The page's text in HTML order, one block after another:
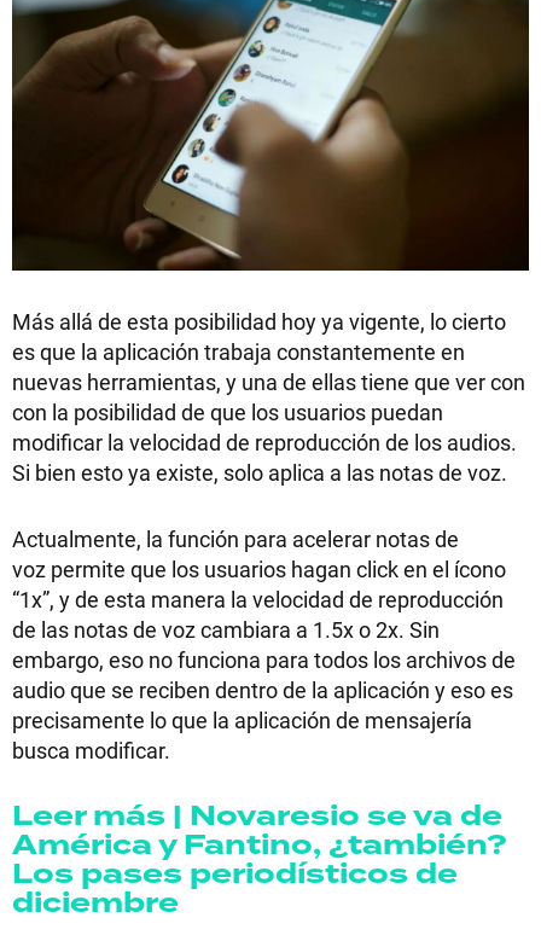
Más allá de esta posibilidad hoy ya vigente, lo cierto
es que la aplicación trabaja constantemente en
nuevas herramientas, y una de ellas tiene que ver con
con la posibilidad de que los usuarios puedan
modificar la velocidad de reproducción de los audios.
Si bien esto ya existe, solo aplica a las notas de voz.
Actualmente, la función para acelerar notas de
voz permite que los usuarios hagan click en el ícono
“1x”, y de esta manera la velocidad de reproducción
de las notas de voz cambiara a 1.5x o 2x. Sin
embargo, eso no funciona para todos los archivos de
audio que se reciben dentro de la aplicación y eso es
precisamente lo que la aplicación de mensajería
busca modificar.
Leer más | Novaresio se va de
América y Fantino, ¿también?
Los pases periodísticos de
diciembre